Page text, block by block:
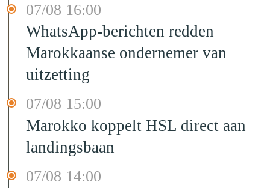
07/08 16:00
WhatsApp-berichten redden
Marokkaanse ondernemer van
uitzetting
07/08 15:00
Marokko koppelt HSL direct aan
landingsbaan
07/08 14:00